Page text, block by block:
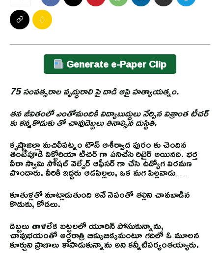
Generate e-Paper Clip
75 సంవత్సరాల వృద్ధురాలి పై దాడి ఆపై హత్యాయత్నం.
తన జీవితంలో ఎంతోమందికి విద్యాబుద్దులు నేర్పిన విశ్రాంత టీచర్
కు కన్నకొడుకు తో చావుదెబ్బలు తినాల్సిన దుస్థితి.
కృష్ణాజిల్లా మచిలీపట్నం టౌన్ ఆశీర్వాద పురం కు చెందిన
తంటేపూడి విక్టోరియా టీచర్ గా పనిచేసి రిటైర్ అయినది. భర్త
వీరా స్వామి సోషల్ వెల్ఫేర్ ఆఫీసర్ గా చేసి ఉద్యోగ విరమణ
పొందారు. వీరికి ఇద్దరు ఆడపిల్లలు, ఒక మగ పిల్లవాడు…
కూతుళ్లతో మాట్లాడుతుంది అనే నెపంతో తల్లిని చావబాడిన
కొడుకు, కోడలు.
దెబ్బలు తాళలేక బట్టలలో యూరిన్ పోసుకున్నాను,
చావుభయంతో అర్ధరాత్రి బిక్కుబిక్కమంటూ గదిలో ఓ మూలన
కూర్చుని ప్రాణాలు కాపాడుకున్నాను అని కన్నీటిపర్యంతయ్యారు.